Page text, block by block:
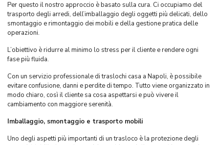
Per questo il nostro approccio è basato sulla cura. Ci occupiamo del
trasporto degli arredi, dell’imballaggio degli oggetti più delicati, dello
smontaggio e rimontaggio dei mobili e della gestione pratica delle
operazioni.
L’obiettivo è ridurre al minimo lo stress per il cliente e rendere ogni
fase più fluida.
Con un servizio professionale di traslochi casa a Napoli, è possibile
evitare confusione, danni e perdite di tempo. Tutto viene organizzato in
modo chiaro, così il cliente sa cosa aspettarsi e può vivere il
cambiamento con maggiore serenità.
Imballaggio, smontaggio e trasporto mobili
Uno degli aspetti più importanti di un trasloco è la protezione degli